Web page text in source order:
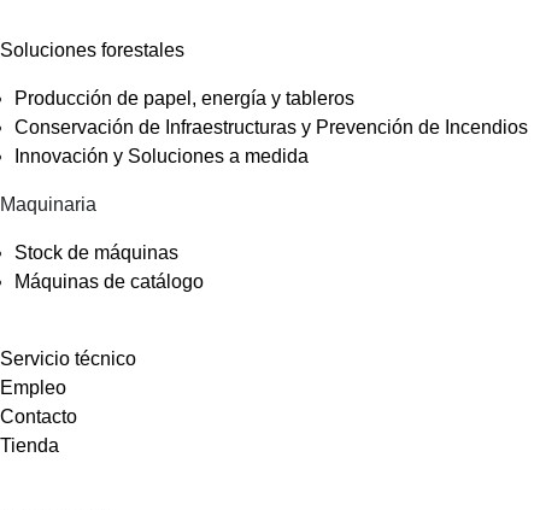
Soluciones forestales
Producción de papel, energía y tableros
Conservación de Infraestructuras y Prevención de Incendios
Innovación y Soluciones a medida
Maquinaria
Stock de máquinas
Máquinas de catálogo
Servicio técnico
Empleo
Contacto
Tienda